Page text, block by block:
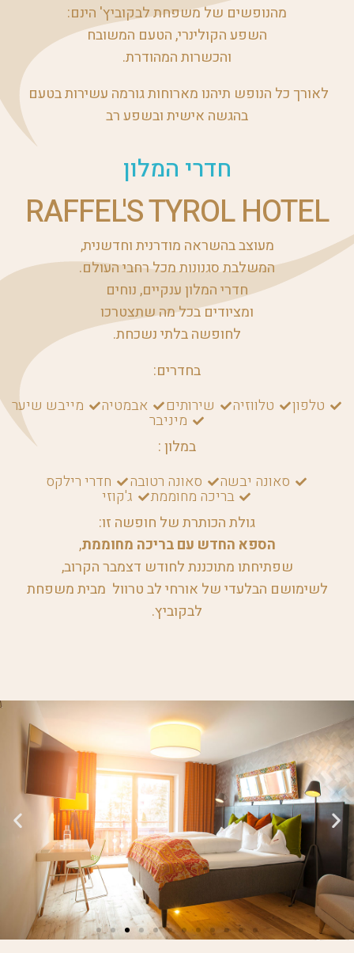
מהנופשים של משפחת לבקוביץ' הינם:
השפע הקולינרי, הטעם המשובח
והכשרות המהודרת.
לאורך כל הנופש תיהנו מארוחות גורמה עשירות בטעם
בהגשה אישית ובשפע רב
חדרי המלון
RAFFEL'S TYROL HOTEL
מעוצב בהשראה מודרנית וחדשנית,
המשלבת סגנונות מכל רחבי העולם.
חדרי המלון ענקיים, נוחים
ומציודים בכל מה שתצטרכו
לחופשה בלתי נשכחת.
בחדרים:
טלפון
טלווזיה שירותים אבמטיה מייבש שיער
מיניבר
במלון :
סאונה יבשה
סאונה רטובה חדרי רילקס
בריכה מחוממת
ג'קוזי
גולת הכותרת של חופשה זו:
הספא החדש עם בריכה מחוממת,
שפתיחתו מתוכננת לחודש דצמבר הקרוב,
לשימושם הבלעדי של אורחי לב טרוול מבית משפחת
לבקוביץ.